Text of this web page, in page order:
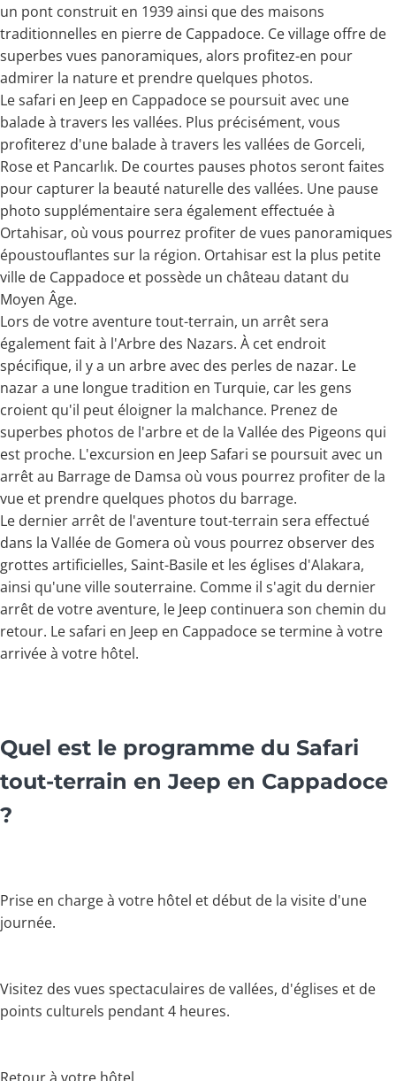
un pont construit en 1939 ainsi que des maisons
traditionnelles en pierre de Cappadoce. Ce village offre de
superbes vues panoramiques, alors profitez-en pour
admirer la nature et prendre quelques photos.
Le safari en Jeep en Cappadoce se poursuit avec une
balade à travers les vallées. Plus précisément, vous
profiterez d'une balade à travers les vallées de Gorceli,
Rose et Pancarlık. De courtes pauses photos seront faites
pour capturer la beauté naturelle des vallées. Une pause
photo supplémentaire sera également effectuée à
Ortahisar, où vous pourrez profiter de vues panoramiques
époustouflantes sur la région. Ortahisar est la plus petite
ville de Cappadoce et possède un château datant du
Moyen Âge.
Lors de votre aventure tout-terrain, un arrêt sera
également fait à l'Arbre des Nazars. À cet endroit
spécifique, il y a un arbre avec des perles de nazar. Le
nazar a une longue tradition en Turquie, car les gens
croient qu'il peut éloigner la malchance. Prenez de
superbes photos de l'arbre et de la Vallée des Pigeons qui
est proche. L'excursion en Jeep Safari se poursuit avec un
arrêt au Barrage de Damsa où vous pourrez profiter de la
vue et prendre quelques photos du barrage.
Le dernier arrêt de l'aventure tout-terrain sera effectué
dans la Vallée de Gomera où vous pourrez observer des
grottes artificielles, Saint-Basile et les églises d'Alakara,
ainsi qu'une ville souterraine. Comme il s'agit du dernier
arrêt de votre aventure, le Jeep continuera son chemin du
retour. Le safari en Jeep en Cappadoce se termine à votre
arrivée à votre hôtel.
Quel est le programme du Safari
tout-terrain en Jeep en Cappadoce
?
Prise en charge à votre hôtel et début de la visite d'une
journée.
Visitez des vues spectaculaires de vallées, d'églises et de
points culturels pendant 4 heures.